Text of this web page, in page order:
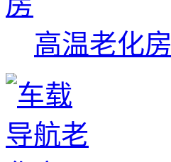
高温老化房